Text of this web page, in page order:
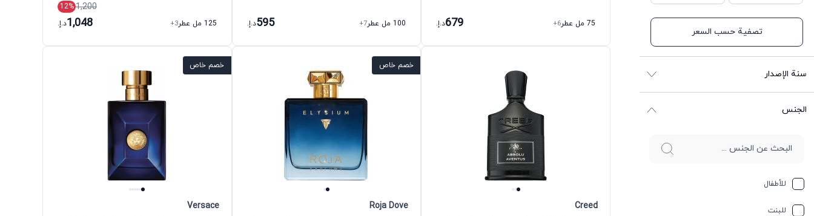
تصفية حسب السعر
سنة الإصدار
الجنس
للأطفال
للبنت
75 مل عطر +6
679د.إ. 100 مل عطر +7
595د.إ.
1,200
12%
125 مل عطر
+3
1,048د.إ.
Creed
خصم خاص
Roja Dove
خصم خاص
Versace